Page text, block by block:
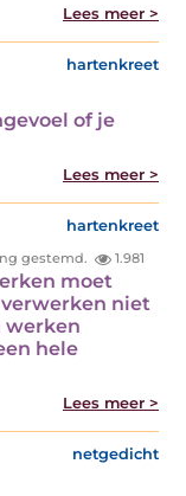
Lees meer >
hartenkreet
of je
Lees meer >
hartenkreet
gestemd. 1.981
moet
niet
werken
hele
Lees meer >
netgedicht